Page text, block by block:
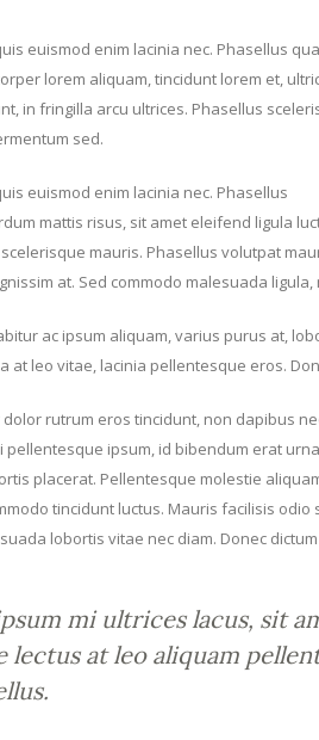
euismod enim lacinia nec. Phasellus
lorem aliquam, tincidunt lorem et,
in fringilla arcu ultrices. Phasellus
sed.
euismod enim lacinia nec. Phasellus
mattis risus, sit amet eleifend ligula
mauris. Phasellus volutpat
at. Sed commodo malesuada
ac ipsum aliquam, varius purus at,
at leo vitae, lacinia pellentesque eros.
rutrum eros tincidunt, non dapibus
ipsum, id bibendum erat
placerat. Pellentesque molestie
tincidunt luctus. Mauris facilisis
lobortis vitae nec diam. Donec
mi ultrices lacus, sit
at leo aliquam